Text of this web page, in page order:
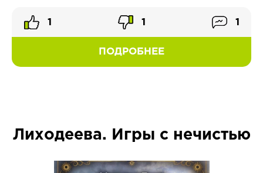
ПОДРОБНЕЕ
1 1 1
Лиходеева. Игры с нечистью